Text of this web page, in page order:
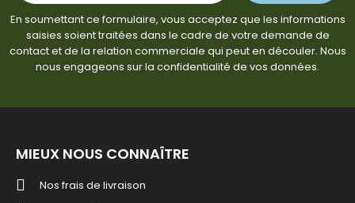
En soumettant ce formulaire, vous acceptez que les informations
saisies soient traitées dans le cadre de votre demande de
contact et de la relation commerciale qui peut en découler. Nous
nous engageons sur la confidentialité de vos données.
MIEUX NOUS CONNAÎTRE
Nos frais de livraison